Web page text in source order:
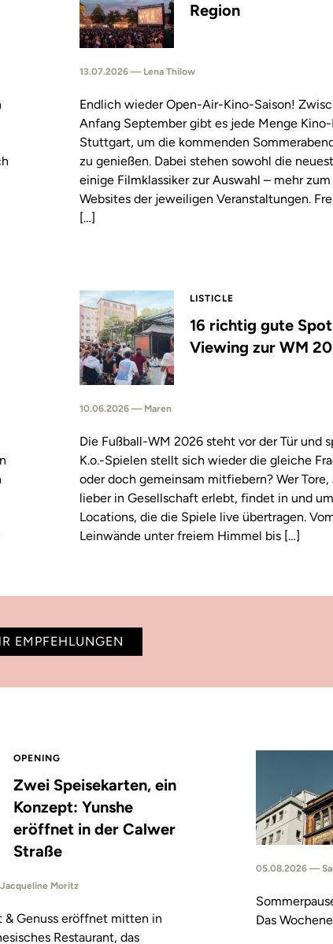
Region
13.07.2026 — Lena Thilow
Endlich wieder Open-Air-Kino-Saison!
Anfang September gibt es jede Menge
Stuttgart, um die kommenden
zu genießen. Dabei stehen sowohl die
einige Filmklassiker zur Auswahl – mehr zum
Websites der jeweiligen Veranstaltungen.
[…]
LISTICLE
16 richtig gute
Viewing zur WM
10.06.2026 — Maren
Die Fußball-WM 2026 steht vor der Tür und
K.o.-Spielen stellt sich wieder die gleiche
oder doch gemeinsam mitfiebern? Wer
lieber in Gesellschaft erlebt, findet in und
Locations, die die Spiele live übertragen.
Leinwände unter freiem Himmel bis […]
EMPFEHLUNGEN
OPENING
Zwei Speisekarten, ein
Konzept: Yunshe
eröffnet in der Calwer
Straße
Moritz
& Genuss eröffnet mitten in
Restaurant, das
05.08.2026 —
Das